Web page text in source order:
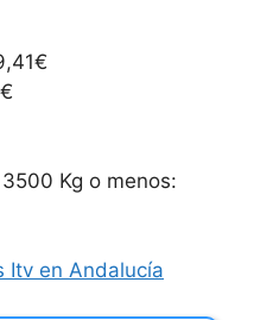
Kg o menos:
Itv en Andalucía